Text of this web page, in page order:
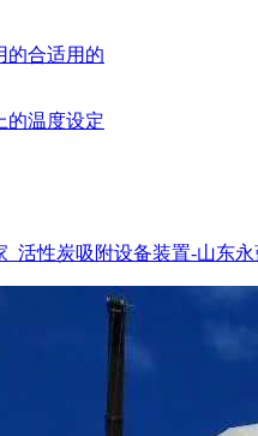
的合适用的
的温度设定
_活性炭吸附设备装置-山东